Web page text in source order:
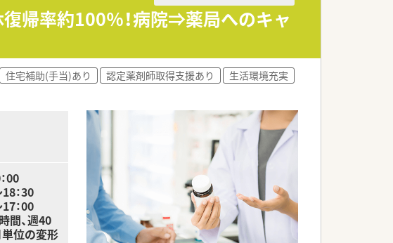
率は50％強（日本の女性管理職平均12％）と長期で
5施設を受け持ちますが、他のチームメンバーがサ
復帰率約100％！病院⇒薬局へのキャ
住宅補助(手当)あり 認定薬剤師取得支援あり
生活環境充実
00
30
00
間、週40
位の変形